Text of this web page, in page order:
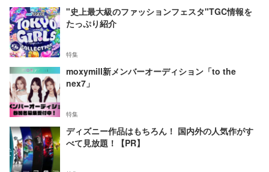
"史上最大級のファッションフェスタ"TGC情報を
たっぷり紹介
特集
moxymill新メンバーオーディション「to the
nex7」
特集
ディズニー作品はもちろん！ 国内外の人気作がす
べて見放題！【PR】